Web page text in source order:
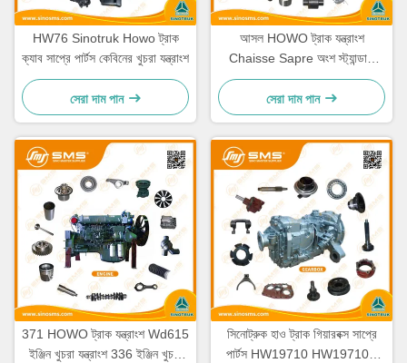
HW76 Sinotruk Howo ট্রাক
ক্যাব সাপ্রে পার্টস কেবিনের খুচরা যন্ত্রাংশ
সেরা দাম পান
আসল HOWO ট্রাক যন্ত্রাংশ
Chaisse Sapre অংশ স্ট্যান্ডার্ড
আকার
সেরা দাম পান
371 HOWO ট্রাক যন্ত্রাংশ Wd615
ইঞ্জিন খুচরা যন্ত্রাংশ 336 ইঞ্জিন খুচরা
সিনোট্রুক হাও ট্রাক গিয়ারবক্স সাপ্রে
পার্টস HW19710 HW19710T